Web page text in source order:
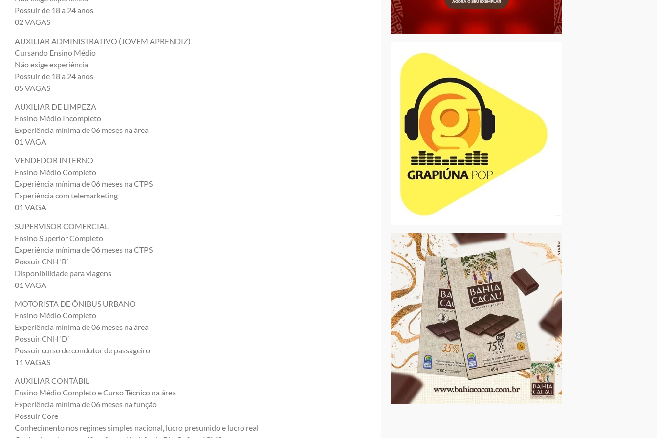
Possuir de 18 a 24 anos
02 VAGAS
AUXILIAR ADMINISTRATIVO (JOVEM APRENDIZ)
Cursando Ensino Médio
Não exige experiência
Possuir de 18 a 24 anos
05 VAGAS
AUXILIAR DE LIMPEZA
Ensino Médio Incompleto
Experiência mínima de 06 meses na área
01 VAGA
VENDEDOR INTERNO
Ensino Médio Completo
Experiência mínima de 06 meses na CTPS
Experiência com telemarketing
01 VAGA
SUPERVISOR COMERCIAL
Ensino Superior Completo
Experiência mínima de 06 meses na CTPS
Possuir CNH ‘B’
Disponibilidade para viagens
01 VAGA
MOTORISTA DE ÔNIBUS URBANO
Ensino Médio Completo
Experiência mínima de 06 meses na área
Possuir CNH ‘D’
Possuir curso de condutor de passageiro
11 VAGAS
AUXILIAR CONTÁBIL
Ensino Médio Completo e Curso Técnico na área
Experiência mínima de 06 meses na função
Possuir Core
Conhecimento nos regimes simples nacional, lucro presumido e lucro real